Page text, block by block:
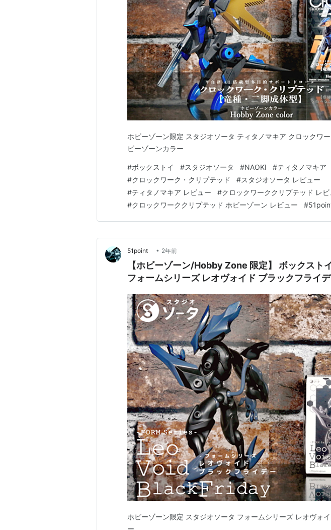
ホビーゾーン限定 スタジオソータ ティタノマキア クロックワ
ビーゾーンカラー
#ボックストイ #スタジオソータ #NAOKI #ティタノマキア
#クロックワーク・クリプテッド #スタジオソータ レビュー
#ティタノマキア レビュー #クロックワーククリプテッド レビ
#クロックワーククリプテッド ホビーゾーン レビュー #
51point • 2年前
【ホビーゾーン/Hobby Zone 限定】 ボックスト
フォームシリーズ レオヴォイド ブラックフライ
ホビーゾーン限定 スタジオソータ フォームシリーズ レオヴォ